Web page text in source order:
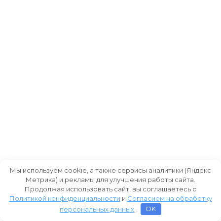
Мы используем cookie, а также сервисы аналитики (Яндекс
Метрика) и рекламы для улучшения работы сайта.
Продолжая использовать сайт, вы соглашаетесь с
Политикой конфиденциальности и Согласием на обработку
персональных данных
OK